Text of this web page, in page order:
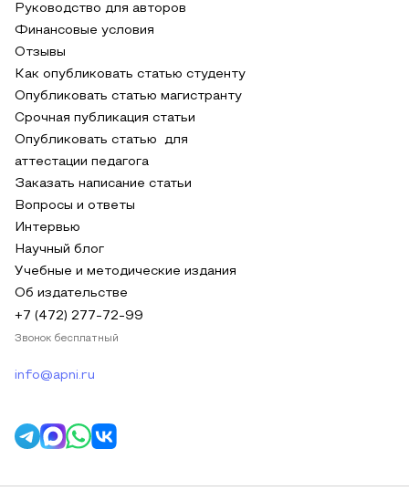
Руководство для авторов
Финансовые условия
Отзывы
Как опубликовать статью студенту
Опубликовать статью магистранту
Срочная публикация статьи
Опубликовать статью для
аттестации педагога
Заказать написание статьи
Вопросы и ответы
Интервью
Научный блог
Учебные и методические издания
Об издательстве
+7 (472) 277-72-99
Звонок бесплатный
info@apni.ru